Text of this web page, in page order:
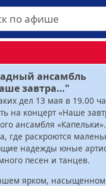
ансамбль
завтра…"
дел 13 мая в 19.00
на концерт «Наше
ансамбля
где раскроются
надежды юные
песен и танцев.
ярком,